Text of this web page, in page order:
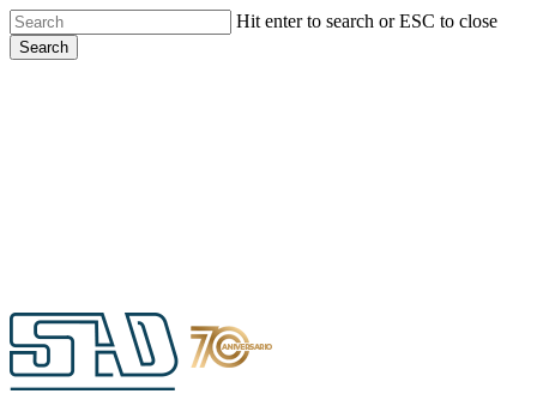
Skip
to
main
Hit enter to search or ESC to close
Search